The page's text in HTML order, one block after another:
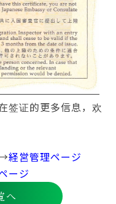
签证的更多信息，欢
経営管理ページ
ージ
へ